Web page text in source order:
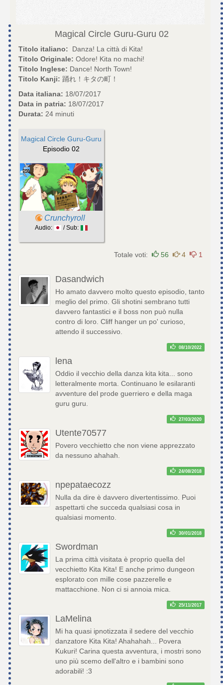
Magical Circle Guru-Guru 02
Titolo italiano:
Danza! La città di Kita!
Titolo Originale: Odore! Kita no machi!
Titolo Inglese: Dance! North Town!
Titolo Kanji: 踊れ！キタの町！
Data italiana: 18/07/2017
Data in patria: 18/07/2017
Durata: 24 minuti
Magical Circle Guru-Guru
Episodio 02
Crunchyroll
Audio: / Sub:
Totale voti: 56 4 1
Dasandwich
Ho amato davvero molto questo episodio, tanto
meglio del primo. Gli shotini sembrano tutti
davvero fantastici e il boss non può nulla
contro di loro. Cliff hanger un po' curioso,
attendo il successivo.
08/10/2022
lena
Oddio il vecchio della danza kita kita... sono
letteralmente morta. Continuano le esilaranti
avventure del prode guerriero e della maga
guru guru.
27/03/2020
Utente70577
Povero vecchietto che non viene apprezzato
da nessuno ahahah.
24/08/2018
npepataecozz
Nulla da dire è davvero divertentissimo. Puoi
aspettarti che succeda qualsiasi cosa in
qualsiasi momento.
30/01/2018
Swordman
La prima città visitata è proprio quella del
vecchietto Kita Kita! E anche primo dungeon
esplorato con mille cose pazzerelle e
mattacchione. Non ci si annoia mica.
25/11/2017
LaMelina
Mi ha quasi ipnotizzata il sedere del vecchio
danzatore Kita Kita! Ahahahah... Povera
Kukuri! Carina questa avventura, i mostri sono
uno più scemo dell'altro e i bambini sono
adorabili! :3